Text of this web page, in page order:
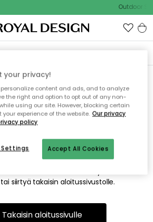
Outdoor
löydä
sivua
että sivua ei enää ole tai siitä, että se
Pahoittelemme tästä mahdollisesti
siirtyä takaisin aloitussivustolle.
Takaisin aloitussivulle
your privacy!
content and ads, and to analyze
the right and option to opt out of any non-
using our site. However, blocking certain
experience of the website. Our privacy
policy
Accept All Cookies
Settings